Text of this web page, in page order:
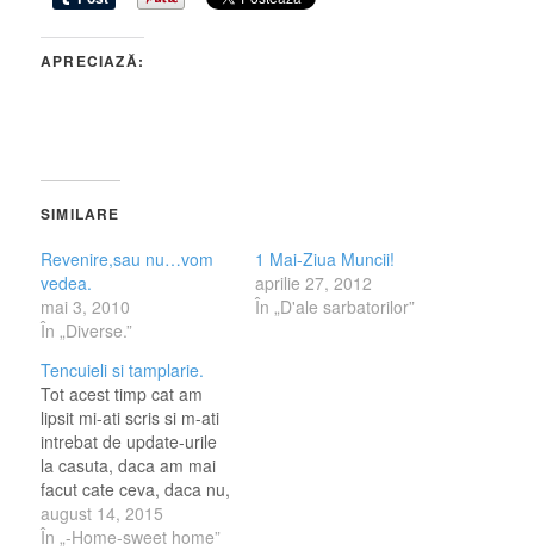
APRECIAZĂ:
SIMILARE
Revenire,sau nu…vom
vedea.
mai 3, 2010
În „Diverse.”
1 Mai-Ziua Muncii!
aprilie 27, 2012
În „D'ale sarbatorilor”
Tencuieli si tamplarie.
Tot acest timp cat am
lipsit mi-ati scris si m-ati
intrebat de update-urile
la casuta, daca am mai
facut cate ceva, daca nu,
in ce stadiu
suntem...daca ne-au tras
august 14, 2015
În „-Home-sweet home”